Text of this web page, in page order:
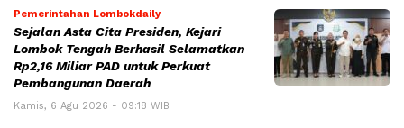
Pemerintahan Lombokdaily
Sejalan Asta Cita Presiden, Kejari
Lombok Tengah Berhasil Selamatkan
Rp2,16 Miliar PAD untuk Perkuat
Pembangunan Daerah
Kamis, 6 Agu 2026 - 09:18 WIB